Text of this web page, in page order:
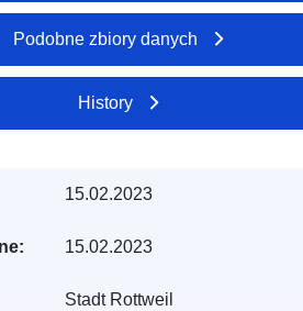
Podobne zbiory danych
History
15.02.2023
15.02.2023
Stadt Rottweil